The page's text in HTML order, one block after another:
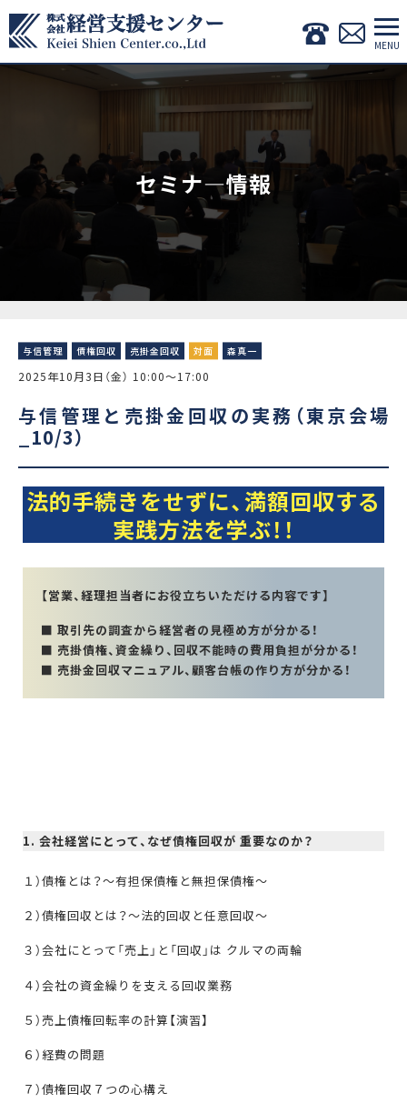
セミナ―情報
与信管理 債権回収 売掛金回収 対面 森真一
2025年10月3日（金） 10:00〜17:00
与信管理と売掛金回収の実務（東京会場
_10/3）
法的手続きをせずに、満額回収する
実践方法を学ぶ！！
【営業、経理担当者にお役立ちいただける内容です】
■ 取引先の調査から経営者の見極め方が分かる！
■ 売掛債権、資金繰り、回収不能時の費用負担が分かる！
■ 売掛金回収マニュアル、顧客台帳の作り方が分かる！
1. 会社経営にとって、なぜ債権回収が 重要なのか？
１）債権とは？～有担保債権と無担保債権～
２）債権回収とは？～法的回収と任意回収～
３）会社にとって「売上」と「回収」は クルマの両輪
４）会社の資金繰りを支える回収業務
５）売上債権回転率の計算【演習】
６）経費の問題
７）債権回収７つの心構え